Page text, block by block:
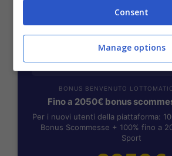
Mostra Informazioni
BONUS BENVENUTO
Fino a 2050€ bonus
Per i nuovi utenti della piattaforma:
Bonus Scommesse + 100% fino a
Sport
Consent
Manage options